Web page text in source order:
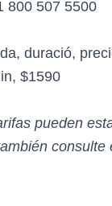
800 507 5500
duració,
$1590
pueden